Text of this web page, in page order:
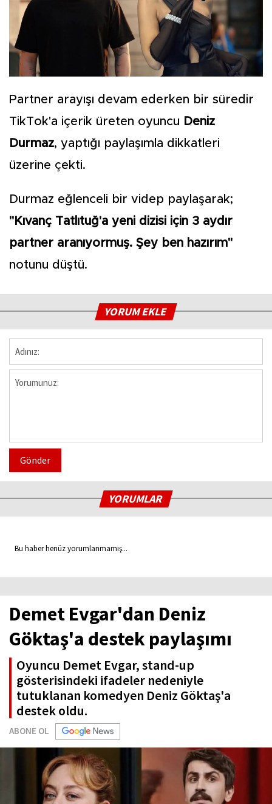
Partner arayışı devam ederken bir süredir
TikTok'a içerik üreten oyuncu Deniz
Durmaz, yaptığı paylaşımla dikkatleri
üzerine çekti.
Durmaz eğlenceli bir videp paylaşarak;
"Kıvanç Tatlıtuğ'a yeni dizisi için 3 aydır
partner aranıyormuş. Şey ben hazırım"
notunu düştü.
YORUM EKLE
Gönder
YORUMLAR
Bu haber henüz yorumlanmamış...
Demet Evgar'dan Deniz
Göktaş'a destek paylaşımı
Oyuncu Demet Evgar, stand-up
gösterisindeki ifadeler nedeniyle
tutuklanan komedyen Deniz Göktaş'a
destek oldu.
ABONE OL